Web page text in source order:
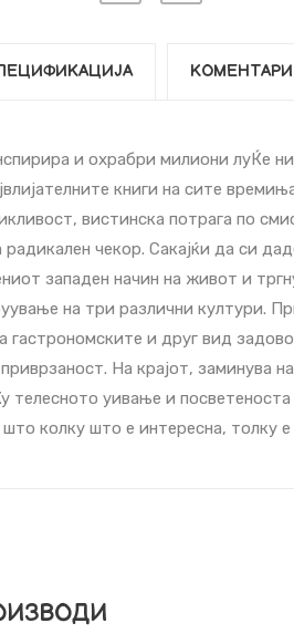
КОМЕНТАРИ
и охрабри милиони луЌе
книги на сите
вистинска потрага по
радикален чекор. Сакајќи да си
западен начин на живот и
на три различни култури.
гастрономските и друг вид
приврзаност. На крајот, заминува
телесното уивање и
колку што е интересна, толку е